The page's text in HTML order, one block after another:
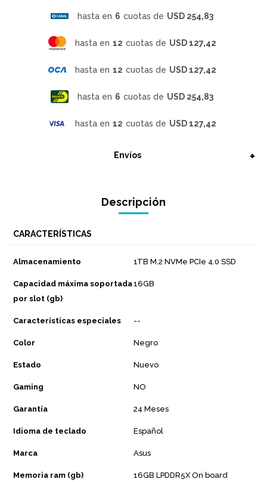
hasta en 6 cuotas de USD 254,83
hasta en 12 cuotas de USD 127,42
hasta en 12 cuotas de USD 127,42
hasta en 6 cuotas de USD 254,83
hasta en 12 cuotas de USD 127,42
Envíos
Descripción
CARACTERÍSTICAS
Almacenamiento 1TB M.2 NVMe PCIe 4.0 SSD
Capacidad máxima soportada
por slot (gb)
16GB
Características especiales --
Color Negro
Estado Nuevo
Gaming NO
Garantía 24 Meses
Idioma de teclado Español
Marca Asus
Memoria ram (gb) 16GB LPDDR5X On board